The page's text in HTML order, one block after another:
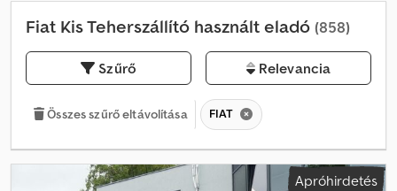
Fiat Kis Teherszállító használt eladó (858)
Szűrő Relevancia
Összes szűrő eltávolítása FIAT
Apróhirdetés